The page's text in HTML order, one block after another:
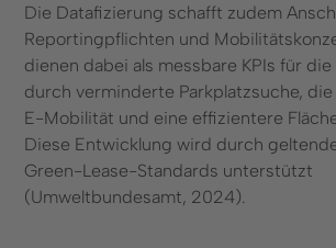
Die Datafizierung schafft zudem
Reportingpflichten und
dienen dabei als messbare KPIs für
durch verminderte Parkplatzsuche,
E-Mobilität und eine effizientere
Diese Entwicklung wird durch
Green-Lease-Standards unterstützt
(Umweltbundesamt, 2024).